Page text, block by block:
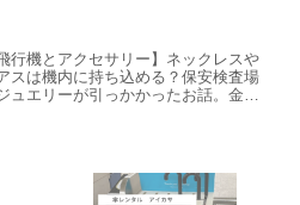
飛行機とアクセサリー】ネックレスや
スは機内に持ち込める？保安検査場
ュエリーが引っかかったお話。金属